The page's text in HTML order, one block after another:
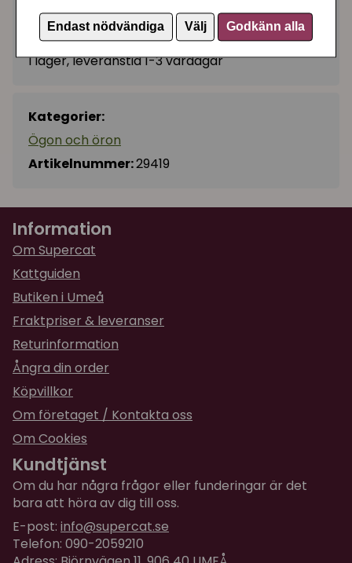
Endast nödvändiga Välj Godkänn alla
40 kr − + Köp
I lager, leveranstid 1-3 vardagar
Kategorier:
Ögon och öron
Artikelnummer:29419
Information
Om Supercat
Kattguiden
Butiken i Umeå
Fraktpriser & leveranser
Returinformation
Ångra din order
Köpvillkor
Om företaget / Kontakta oss
Om Cookies
Kundtjänst
Om du har några frågor eller funderingar är det
bara att höra av dig till oss.
E-post: info@supercat.se
Telefon: 090-2059210